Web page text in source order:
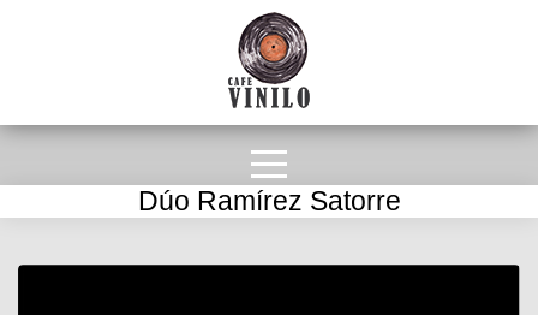
Dúo Ramírez Satorre